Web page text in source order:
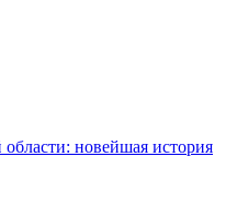
области: новейшая история